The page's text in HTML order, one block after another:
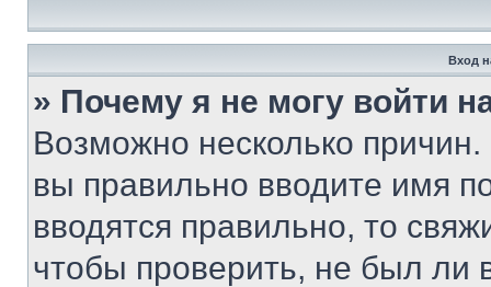
Вход
» Почему я не могу войти
Возможно несколько
вы правильно вводите имя
вводятся правильно, то
чтобы проверить, не был ли